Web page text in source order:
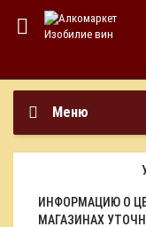
Меню
ИНФОРМАЦИЮ О
МАГАЗИНАХ